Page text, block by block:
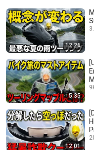
12:26
5:35
12:01